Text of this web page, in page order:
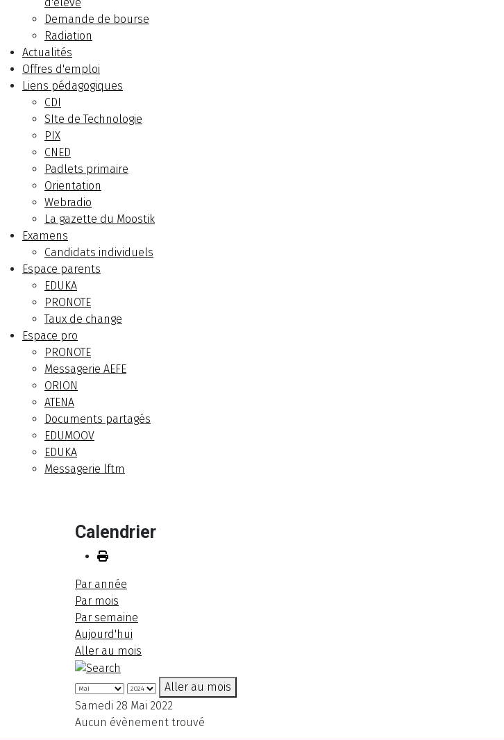
d'élève
Demande de bourse
Radiation
Actualités
Offres d'emploi
Liens pédagogiques
CDI
SIte de Technologie
PIX
CNED
Padlets primaire
Orientation
Webradio
La gazette du Moostik
Examens
Candidats individuels
Espace parents
EDUKA
PRONOTE
Taux de change
Espace pro
PRONOTE
Messagerie AEFE
ORION
ATENA
Documents partagés
EDUMOOV
EDUKA
Messagerie lftm
Calendrier
Par année
Par mois
Par semaine
Aujourd'hui
Aller au mois
Aller au mois
Samedi 28 Mai 2022
Aucun évènement trouvé